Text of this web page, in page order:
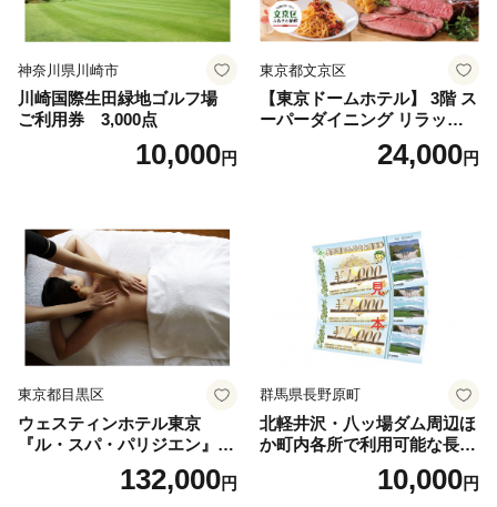
神奈川県川崎市
川崎国際生田緑地ゴルフ場
ご利用券 3,000点
10,000円
東京都文京区
【東京ドームホテル】 3階 ス
ーパーダイニング リラッサ
ランチブッフェ お食事券 大
人1名様分 関東 東京 ご利用
24,000円
東京都目黒区
ウェスティンホテル東京
『ル・スパ・パリジエン』選
べるボディセラピー90分/1名
132,000円
群馬県長野原町
北軽井沢・八ッ場ダム周辺ほ
か町内各所で利用可能な長野
原町ふるさと感謝券（3,000
円分）【トラベル 観光 旅行
10,000円